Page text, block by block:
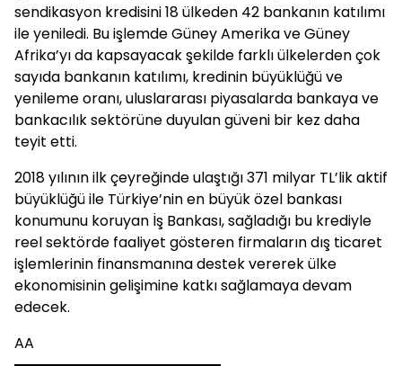
sendikasyon kredisini 18 ülkeden 42 bankanın katılımı
ile yeniledi. Bu işlemde Güney Amerika ve Güney
Afrika’yı da kapsayacak şekilde farklı ülkelerden çok
sayıda bankanın katılımı, kredinin büyüklüğü ve
yenileme oranı, uluslararası piyasalarda bankaya ve
bankacılık sektörüne duyulan güveni bir kez daha
teyit etti.
2018 yılının ilk çeyreğinde ulaştığı 371 milyar TL’lik aktif
büyüklüğü ile Türkiye’nin en büyük özel bankası
konumunu koruyan İş Bankası, sağladığı bu krediyle
reel sektörde faaliyet gösteren firmaların dış ticaret
işlemlerinin finansmanına destek vererek ülke
ekonomisinin gelişimine katkı sağlamaya devam
edecek.
AA